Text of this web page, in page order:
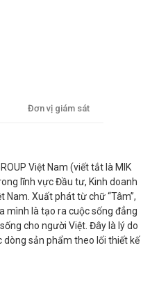
Đơn vị giám sát
Việt Nam (viết tắt là MIK
lĩnh vực Đầu tư, Kinh doanh
Nam. Xuất phát từ chữ “Tâm”,
mình là tạo ra cuộc sống đẳng
cho người Việt. Đây là lý do
dòng sản phẩm theo lối thiết kế